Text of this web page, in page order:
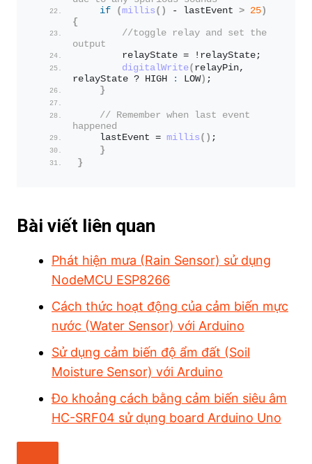
if
(millis () - lastEvent > 25)
{
//toggle relay and set the
output
        relayState = !relayState;
digitalWrite( relayPin,
relayState ? HIGH
: LOW) ;
}
// Remember when last event
happened
    lastEvent =
millis () ;
}
}
Bài viết liên quan
Phát hiện mưa (Rain Sensor) sử dụng
NodeMCU ESP8266
Cách thức hoạt động của cảm biến mực
nước (Water Sensor) với Arduino
Sử dụng cảm biến độ ẩm đất (Soil
Moisture Sensor) với Arduino
Đo khoảng cách bằng cảm biến siêu âm
HC-SRF04 sử dụng board Arduino Uno